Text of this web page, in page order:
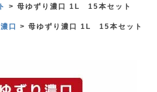
そしょうゆについて
母ゆずり濃口 1L 15本セット
口 母ゆずり濃口 1L 15本セット